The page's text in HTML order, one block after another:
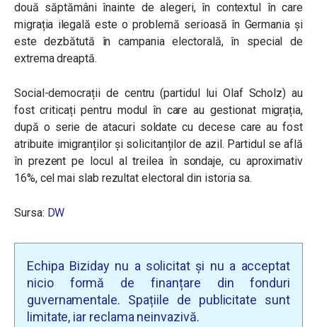
două săptămâni înainte de alegeri, în contextul în care
migrația ilegală este o problemă serioasă în Germania și
este dezbătută în campania electorală, în special de
extrema dreaptă.
Social-democrații de centru (partidul lui Olaf Scholz) au
fost criticați pentru modul în care au gestionat migrația,
după o serie de atacuri soldate cu decese care au fost
atribuite imigranților și solicitanților de azil. Partidul se află
în prezent pe locul al treilea în sondaje, cu aproximativ
16%, cel mai slab rezultat electoral din istoria sa.
Sursa: DW
Echipa Biziday nu a solicitat și nu a acceptat
nicio formă de finanțare din fonduri
guvernamentale. Spațiile de publicitate sunt
limitate, iar reclama neinvazivă.